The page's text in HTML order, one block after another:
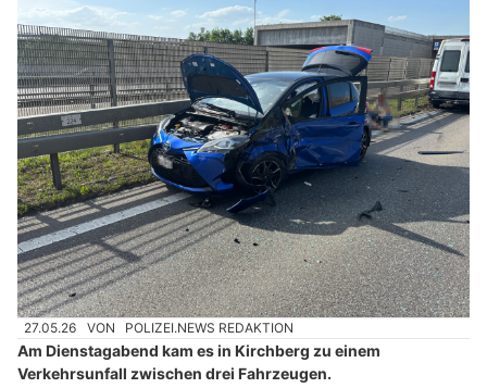
27.05.26 VON POLIZEI.NEWS REDAKTION
Am Dienstagabend kam es in Kirchberg zu einem
Verkehrsunfall zwischen drei Fahrzeugen.